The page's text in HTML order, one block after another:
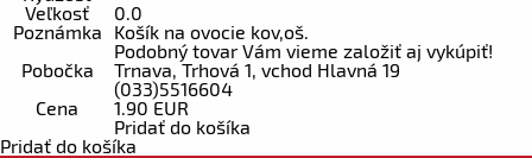
Veľkosť
0.0
Poznámka
Košík na ovocie kov,oš.
Podobný tovar Vám vieme založiť aj vykúpiť!
Pobočka
Trnava, Trhová 1, vchod Hlavná 19
(033)5516604
Cena
1.90 EUR
Pridať do košíka
Pridať do košíka